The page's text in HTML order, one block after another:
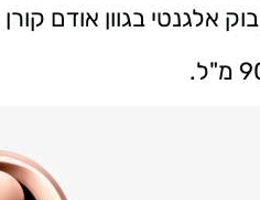
אלגנטי בגוון אודם